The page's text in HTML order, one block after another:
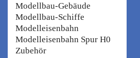
Modellbau-Gebäude
Modellbau-Schiffe
Modelleisenbahn
Modelleisenbahn Spur H0
Zubehör